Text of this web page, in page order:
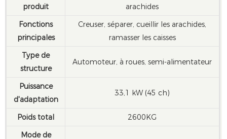
produit
arachides
Fonctions
principales
Creuser, séparer, cueillir les arachides,
ramasser les caisses
Type de
structure
Automoteur, à roues, semi-alimentateur
Puissance
d'adaptation
33,1 kW (45 ch)
Poids total
2600KG
Mode de